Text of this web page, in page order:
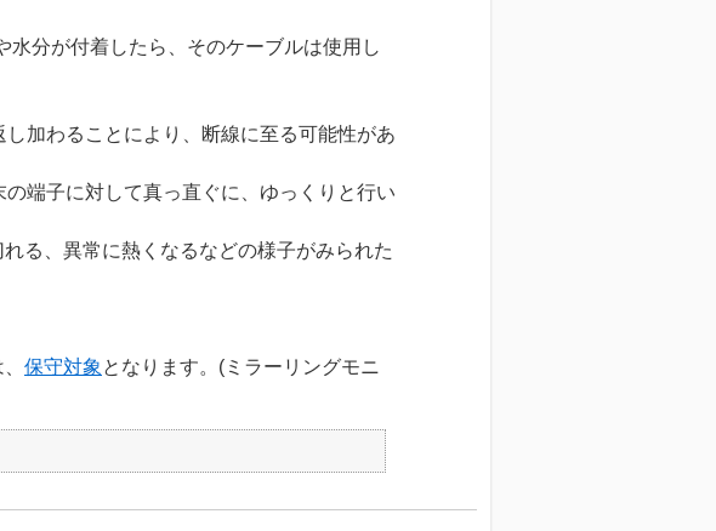
分が付着したら、そのケーブルは使用し
加わることにより、断線に至る可能性があ
端子に対して真っ直ぐに、ゆっくりと行い
る、異常に熱くなるなどの様子がみられた
保守対象 となります。(ミラーリングモニ